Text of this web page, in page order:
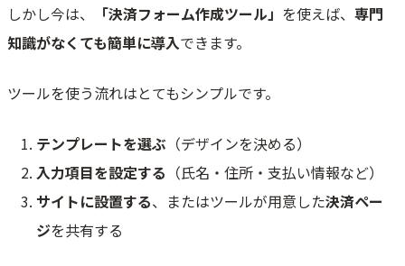
しかし今は、
「決済フォーム作成ツール」 を使えば、 専門
知識がなくても簡単に導入できます。
ツールを使う流れはとてもシンプルです。
テンプレートを選ぶ （デザインを決める）
入力項目を設定する （氏名・住所・支払い情報など）
サイトに設置する、またはツールが用意した決済ペー
ジを共有する